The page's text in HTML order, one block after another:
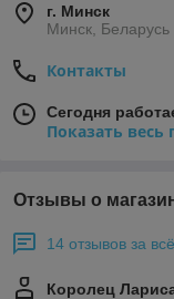
г. Минск
Минск, Беларусь
Контакты
Сегодня
Показать весь
Отзывы о
14 отзывов за
Королец